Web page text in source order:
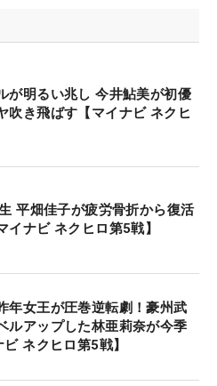
運転手自身が車を持ち上
アがニュートラルに入って
にいた花下の車に激突し
出場するため、会場から
まっていた時のこと。
、助手席側の窓ガラスが
のうちに車上荒らしに遭
害は特になかったものの、
、その後は代車の代車に
だったが、先週は自身の不
してしまった。「今は３
が明るい兆し 今井鮎美が初優
吹き飛ばす【マイナビ ネクヒ
平畑佳子が疲労骨折から復活
イナビ ネクヒロ第5戦】
年女王が圧巻逆転劇！豪州武
ルアップした林亜莉奈が今季
ネクヒロ第5戦】